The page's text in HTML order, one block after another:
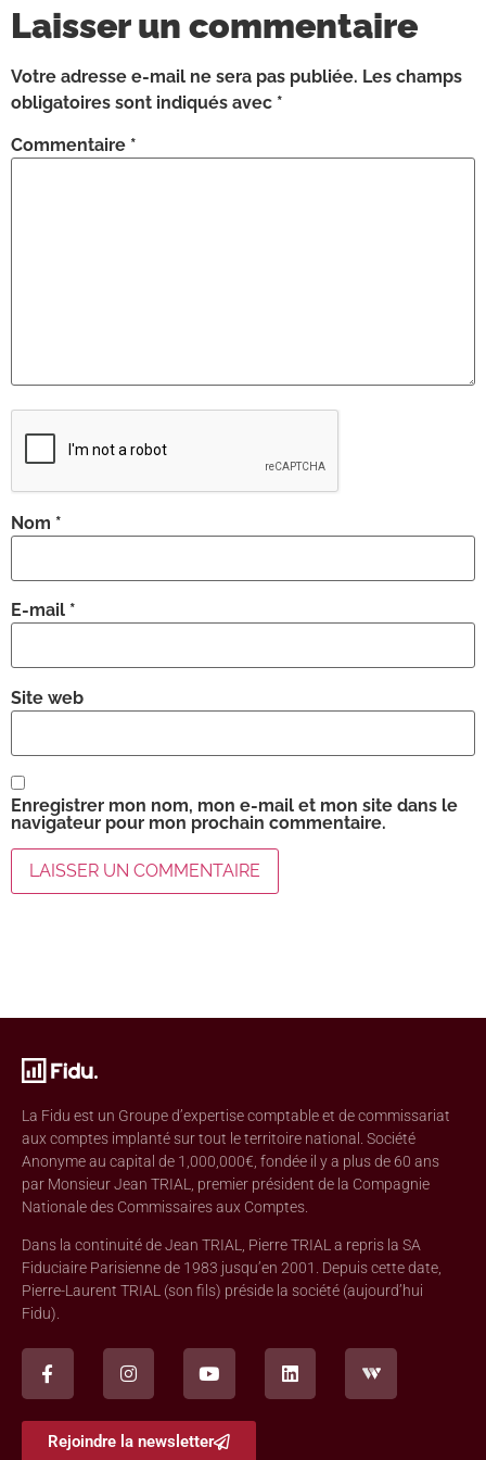
Laisser un commentaire
Votre adresse e-mail ne sera pas publiée. Les champs
obligatoires sont indiqués avec *
Commentaire *
Nom *
E-mail *
Site web
Enregistrer mon nom, mon e-mail et mon site dans le
navigateur pour mon prochain commentaire.
La Fidu est un Groupe d’expertise comptable et de commissariat
aux comptes implanté sur tout le territoire national. Société
Anonyme au capital de 1,000,000€, fondée il y a plus de 60 ans
par Monsieur Jean TRIAL, premier président de la Compagnie
Nationale des Commissaires aux Comptes.
Dans la continuité de Jean TRIAL, Pierre TRIAL a repris la SA
Fiduciaire Parisienne de 1983 jusqu’en 2001. Depuis cette date,
Pierre-Laurent TRIAL (son fils) préside la société (aujourd’hui
Fidu).
Rejoindre la newsletter